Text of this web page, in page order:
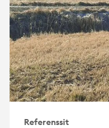
Referenssit